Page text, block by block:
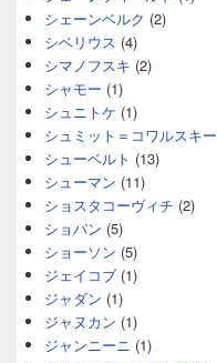
シェーンベルク (2)
シベリウス (4)
シマノフスキ (2)
シャモー (1)
シュニトケ (1)
シュミット＝コワルスキー
シューベルト (13)
シューマン (11)
ショスタコーヴィチ (2)
ショパン (5)
ショーソン (5)
ジェイコブ (1)
ジャダン (1)
ジャヌカン (1)
ジャンニーニ (1)